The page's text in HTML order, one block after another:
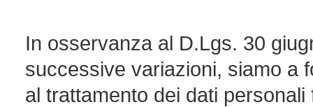
In osservanza al D.Lgs. 30
successive variazioni, siamo a
al trattamento dei dati